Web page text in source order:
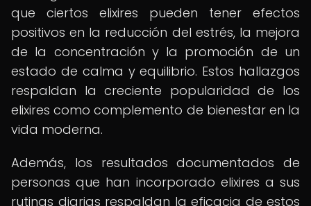
que ciertos elixires pueden tener efectos
positivos en la reducción del estrés, la mejora
de la concentración y la promoción de un
estado de calma y equilibrio. Estos hallazgos
respaldan la creciente popularidad de los
elixires como complemento de bienestar en la
vida moderna.
Además, los resultados documentados de
personas que han incorporado elixires a sus
rutinas diarias respaldan la eficacia de estos